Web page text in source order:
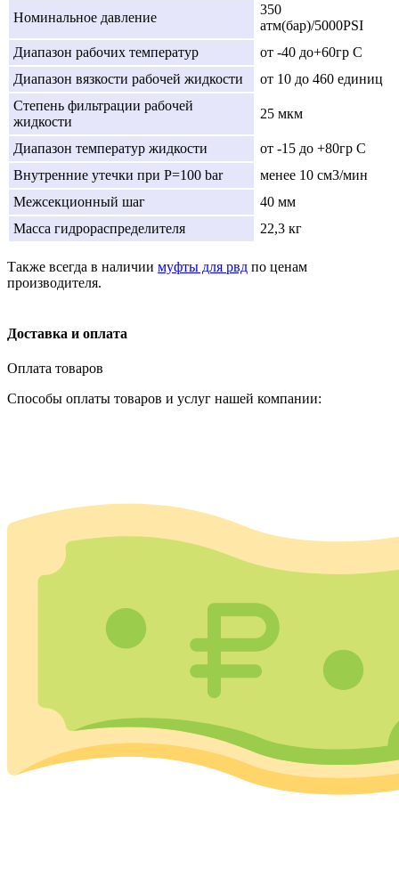
Номинальное давление
350
атм(бар)/5000PSI
Диапазон рабочих температур
от -40 до+60гр C
Диапазон вязкости рабочей жидкости
от 10 до 460 единиц
Степень фильтрации рабочей
жидкости
25 мкм
Диапазон температур жидкости
от -15 до +80гр С
Внутренние утечки при Р=100 bar
менее 10 cм3/мин
Межсекционный шаг
40 мм
Масса гидрораспределителя
22,3 кг
Также всегда в наличии муфты для рвд по ценам
производителя.
Доставка и оплата
Оплата товаров
Способы оплаты товаров и услуг нашей компании: